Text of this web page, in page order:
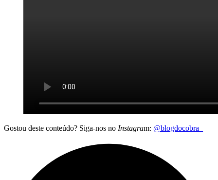
Gostou deste conteúdo? Siga-nos no Instagram: @blogdocobra_